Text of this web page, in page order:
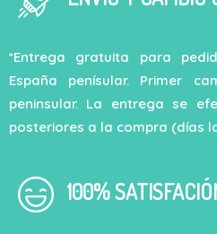
*Entrega gratuita para
España penísular. Primer
peninsular. La entrega se
posteriores a la compra (días
100%